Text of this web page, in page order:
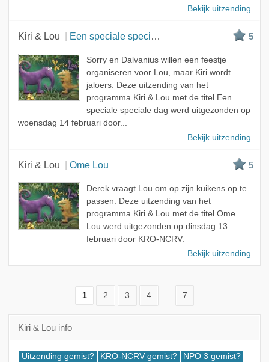
Bekijk uitzending
Kiri & Lou Een speciale speciale dag 5
Sorry en Dalvanius willen een feestje
organiseren voor Lou, maar Kiri wordt
jaloers. Deze uitzending van het
programma Kiri & Lou met de titel Een
speciale speciale dag werd uitgezonden op
woensdag 14 februari door...
Bekijk uitzending
Kiri & Lou Ome Lou 5
Derek vraagt Lou om op zijn kuikens op te
passen. Deze uitzending van het
programma Kiri & Lou met de titel Ome
Lou werd uitgezonden op dinsdag 13
februari door KRO-NCRV.
Bekijk uitzending
1 2 3 4 . . . 7
Kiri & Lou info
Uitzending gemist? KRO-NCRV gemist?
NPO 3 gemist?